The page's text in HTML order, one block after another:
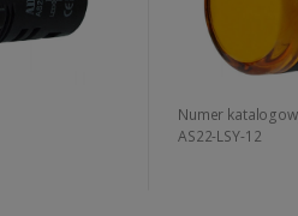
Numer
AS22-LSY-12